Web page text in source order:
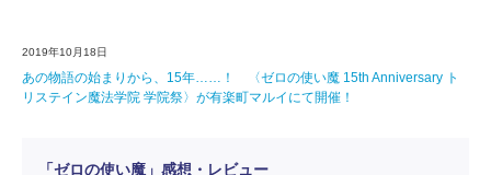
2019年10月18日
あの物語の始まりから、15年……！ 〈ゼロの使い魔 15th Anniversary ト
リステイン魔法学院 学院祭〉が有楽町マルイにて開催！
「ゼロの使い魔」感想・レビュー